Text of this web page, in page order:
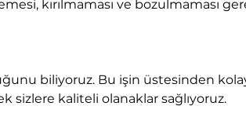
sizlere kaliteli olanaklar sağlıyoruz.